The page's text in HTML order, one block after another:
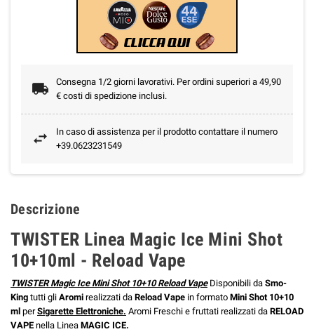
Consegna 1/2 giorni lavorativi. Per ordini superiori a 49,90
€ costi di spedizione inclusi.
In caso di assistenza per il prodotto contattare il numero
+39.0623231549
Descrizione
TWISTER Linea Magic Ice Mini Shot
10+10ml - Reload Vape
TWISTER Magic Ice Mini Shot 10+10 Reload VapeDisponibili da Smo-
King tutti gli Aromi realizzati da Reload Vape in formato Mini Shot 10+10
ml per Sigarette Elettroniche. Aromi Freschi e fruttati realizzati da RELOAD
VAPE nella Linea MAGIC ICE.